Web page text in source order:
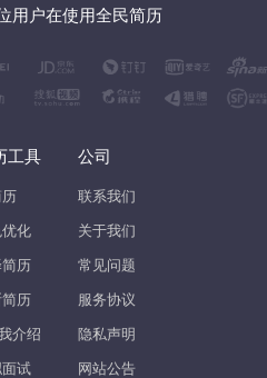
用户在使用全民简历
工具
化
历
历
介绍
试
公司
联系我们
关于我们
常见问题
服务协议
隐私声明
网站公告